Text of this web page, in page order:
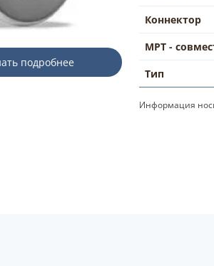
подробнее
Коннектор
МРТ -
Тип
Информация